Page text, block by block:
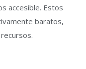
accesible. Estos
baratos,